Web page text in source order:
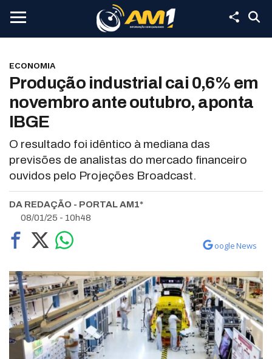
ECONOMIA
Produção industrial cai 0,6% em
novembro ante outubro, aponta
IBGE
O resultado foi idêntico à mediana das
previsões de analistas do mercado financeiro
ouvidos pelo Projeções Broadcast.
DA REDAÇÃO - PORTAL AM1*
08/01/25 - 10h48
oogle News